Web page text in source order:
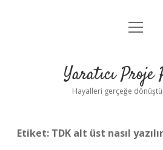
Anasayfa
Yasal Uyarı
menüyü
Yaratıcı Proje
Hayalleri gerçeğe
Etiket: TDK alt üst nasıl yazılır